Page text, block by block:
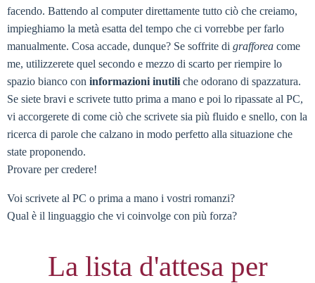
facendo. Battendo al computer direttamente tutto ciò che creiamo,
impieghiamo la metà esatta del tempo che ci vorrebbe per farlo
manualmente. Cosa accade, dunque? Se soffrite di grafforea come
me, utilizzerete quel secondo e mezzo di scarto per riempire lo
spazio bianco con informazioni inutili che odorano di spazzatura.
Se siete bravi e scrivete tutto prima a mano e poi lo ripassate al PC,
vi accorgerete di come ciò che scrivete sia più fluido e snello, con la
ricerca di parole che calzano in modo perfetto alla situazione che
state proponendo.
Provare per credere!
Voi scrivete al PC o prima a mano i vostri romanzi?
Qual è il linguaggio che vi coinvolge con più forza?
La lista d'attesa per